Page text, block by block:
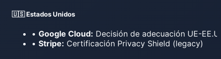
🇺🇸 Estados Unidos
• Google Cloud: Decisión de adecuación UE-
• Stripe: Certificación Privacy Shield (legacy)